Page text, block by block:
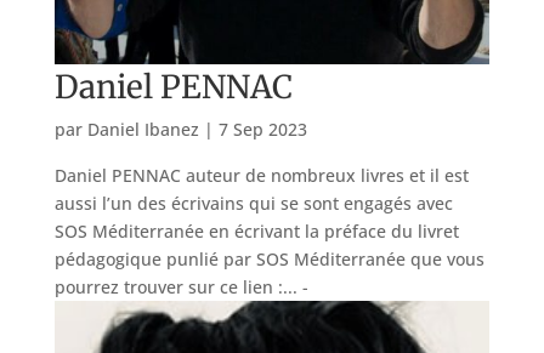
Daniel PENNAC
par Daniel Ibanez | 7 Sep 2023
Daniel PENNAC auteur de nombreux livres et il est
aussi l’un des écrivains qui se sont engagés avec
SOS Méditerranée en écrivant la préface du livret
pédagogique punlié par SOS Méditerranée que vous
pourrez trouver sur ce lien :...